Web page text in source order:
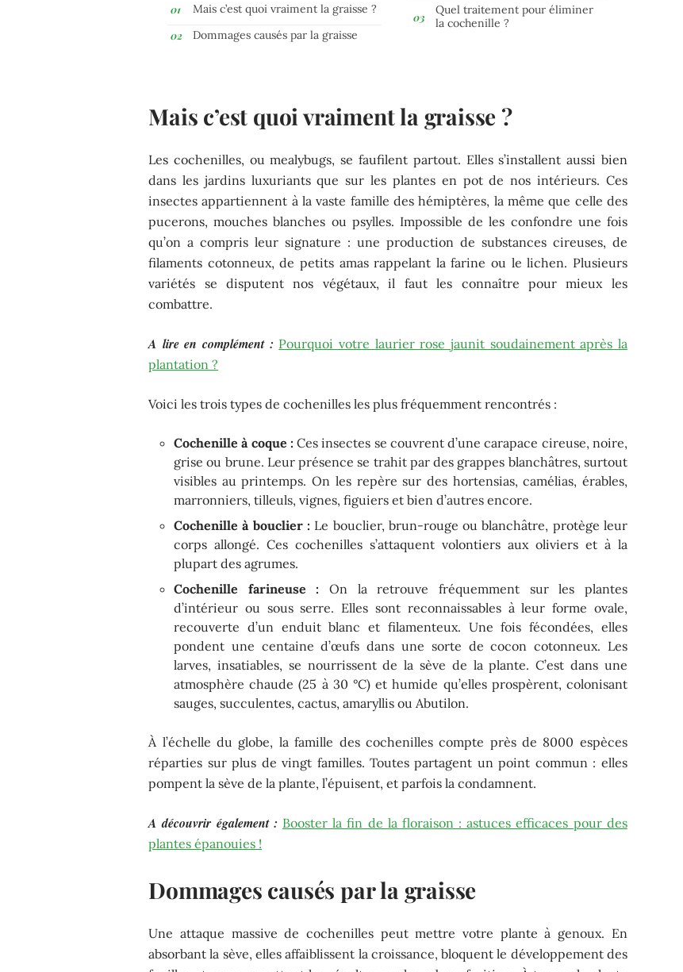
Mais c’est quoi vraiment la graisse ?
Dommages causés par la graisse
Quel traitement pour éliminer
la cochenille ?
Mais c’est quoi vraiment la graisse ?
Les cochenilles, ou mealybugs, se faufilent partout. Elles s’installent aussi bien
dans les jardins luxuriants que sur les plantes en pot de nos intérieurs. Ces
insectes appartiennent à la vaste famille des hémiptères, la même que celle des
pucerons, mouches blanches ou psylles. Impossible de les confondre une fois
qu’on a compris leur signature : une production de substances cireuses, de
filaments cotonneux, de petits amas rappelant la farine ou le lichen. Plusieurs
variétés se disputent nos végétaux, il faut les connaître pour mieux les
combattre.
A lire en complément : Pourquoi votre laurier rose jaunit soudainement après la
plantation ?
Voici les trois types de cochenilles les plus fréquemment rencontrés :
Cochenille à coque : Ces insectes se couvrent d’une carapace cireuse, noire,
grise ou brune. Leur présence se trahit par des grappes blanchâtres, surtout
visibles au printemps. On les repère sur des hortensias, camélias, érables,
marronniers, tilleuls, vignes, figuiers et bien d’autres encore.
Cochenille à bouclier : Le bouclier, brun-rouge ou blanchâtre, protège leur
corps allongé. Ces cochenilles s’attaquent volontiers aux oliviers et à la
plupart des agrumes.
Cochenille farineuse : On la retrouve fréquemment sur les plantes
d’intérieur ou sous serre. Elles sont reconnaissables à leur forme ovale,
recouverte d’un enduit blanc et filamenteux. Une fois fécondées, elles
pondent une centaine d’œufs dans une sorte de cocon cotonneux. Les
larves, insatiables, se nourrissent de la sève de la plante. C’est dans une
atmosphère chaude (25 à 30 °C) et humide qu’elles prospèrent, colonisant
sauges, succulentes, cactus, amaryllis ou Abutilon.
À l’échelle du globe, la famille des cochenilles compte près de 8000 espèces
réparties sur plus de vingt familles. Toutes partagent un point commun : elles
pompent la sève de la plante, l’épuisent, et parfois la condamnent.
A découvrir également : Booster la fin de la floraison : astuces efficaces pour des
plantes épanouies !
Dommages causés par la graisse
Une attaque massive de cochenilles peut mettre votre plante à genoux. En
absorbant la sève, elles affaiblissent la croissance, bloquent le développement des